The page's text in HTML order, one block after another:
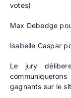
votes)
Max Debedge
Isabelle Caspar
Le jury
gagnants sur le